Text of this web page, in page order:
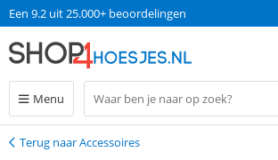
Op werkdagen voor 13:00 uur besteld, morgen in
Een 9.2 uit 25.000+ beoordelingen
Menu
Terug
Terug naar Accessoires